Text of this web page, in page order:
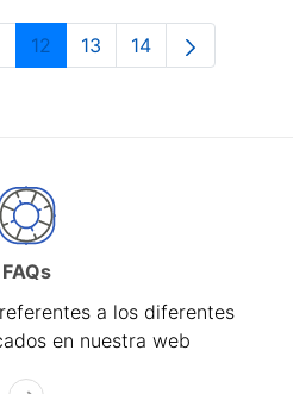
intermedias Use TAB para
Página
12 Página
13 Página
14
FAQs
a los diferentes
en nuestra web